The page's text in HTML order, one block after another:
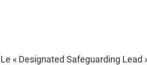
Le « Designated Safeguarding